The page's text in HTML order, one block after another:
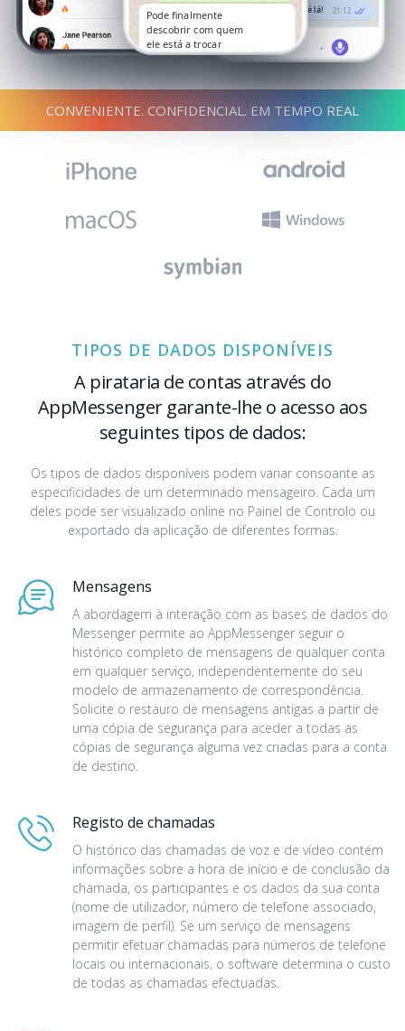
21:12
Ótimo! Até lá!
17:34
Pode finalmente
descobrir com quem
ele está a trocar
mensagens
CONVENIENTE. CONFIDENCIAL. EM TEMPO REAL
TIPOS DE DADOS DISPONÍVEIS
A pirataria de contas através do
AppMessenger garante-lhe o acesso aos
seguintes tipos de dados:
Os tipos de dados disponíveis podem variar consoante as
especificidades de um determinado mensageiro. Cada um
deles pode ser visualizado online no Painel de Controlo ou
exportado da aplicação de diferentes formas.
Mensagens
A abordagem à interação com as bases de dados do
Messenger permite ao AppMessenger seguir o
histórico completo de mensagens de qualquer conta
em qualquer serviço, independentemente do seu
modelo de armazenamento de correspondência.
Solicite o restauro de mensagens antigas a partir de
uma cópia de segurança para aceder a todas as
cópias de segurança alguma vez criadas para a conta
de destino.
Registo de chamadas
O histórico das chamadas de voz e de vídeo contém
informações sobre a hora de início e de conclusão da
chamada, os participantes e os dados da sua conta
(nome de utilizador, número de telefone associado,
imagem de perfil). Se um serviço de mensagens
permitir efetuar chamadas para números de telefone
locais ou internacionais, o software determina o custo
de todas as chamadas efectuadas.